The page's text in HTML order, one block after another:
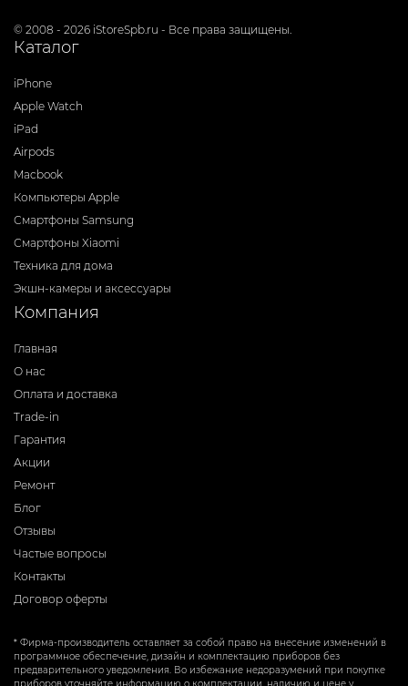
© 2008 - 2026 iStoreSpb.ru - Все права защищены.
Каталог
iPhone
Apple Watch
iPad
Airpods
Macbook
Компьютеры Apple
Смартфоны Samsung
Смартфоны Xiaomi
Техника для дома
Экшн-камеры и аксессуары
Компания
Главная
О нас
Оплата и доставка
Trade-in
Гарантия
Акции
Ремонт
Блог
Отзывы
Частые вопросы
Контакты
Договор оферты
* Фирма-производитель оставляет за собой право на внесение изменений в
программное обеспечение, дизайн и комплектацию приборов без
предварительного уведомления. Во избежание недоразумений при покупке
приборов уточняйте информацию о комплектации, наличию и цене у